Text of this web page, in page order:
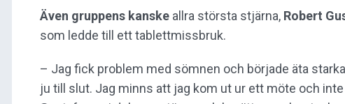
Även gruppens kanske allra största stjärna, Robert
som ledde till ett tablettmissbruk.
– Jag fick problem med sömnen och började äta
ju till slut. Jag minns att jag kom ut ur ett möte och